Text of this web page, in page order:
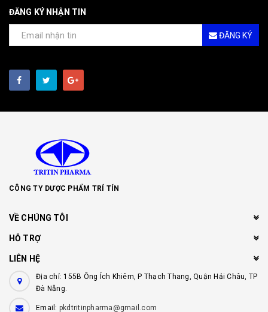
ĐĂNG KÝ NHẬN TIN
ĐĂNG KÝ
CÔNG TY DƯỢC PHẨM TRÍ TÍN
VỀ CHÚNG TÔI
HỖ TRỢ
LIÊN HỆ
Địa chỉ: 155B Ông Ích Khiêm, P Thạch Thang, Quận Hải Châu, TP
Đà Nẵng.
Email: pkdtritinpharma@gmail.com